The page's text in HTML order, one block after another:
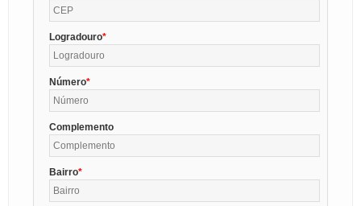
Logradouro
Número
Complemento
Bairro